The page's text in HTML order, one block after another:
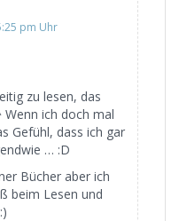
pm Uhr
zu lesen, das
ich doch mal
Gefühl, dass ich gar
… :D
Bücher aber ich
beim Lesen und